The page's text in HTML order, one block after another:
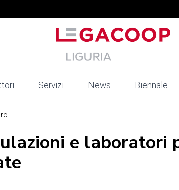
Servizi News Biennale
e laboratori